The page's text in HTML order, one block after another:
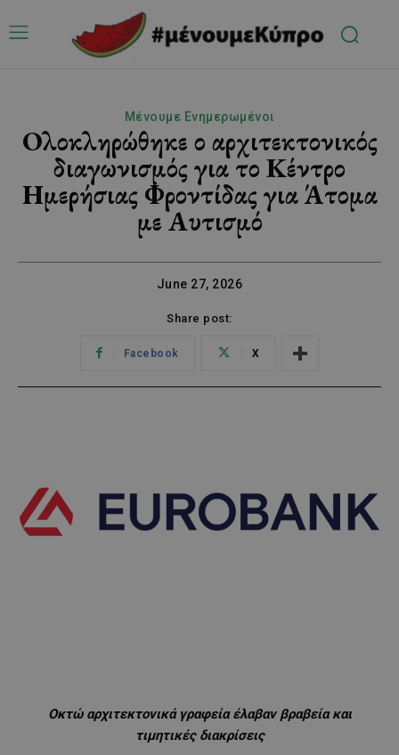
Μένουμε Ενημερωμένοι
Ολοκληρώθηκε ο αρχιτεκτονικός
διαγωνισμός για το Κέντρο
Ημερήσιας Φροντίδας για Άτομα
με Αυτισμό
June 27, 2026
Share post:
Facebook X
Οκτώ αρχιτεκτονικά γραφεία έλαβαν βραβεία και
τιμητικές διακρίσεις